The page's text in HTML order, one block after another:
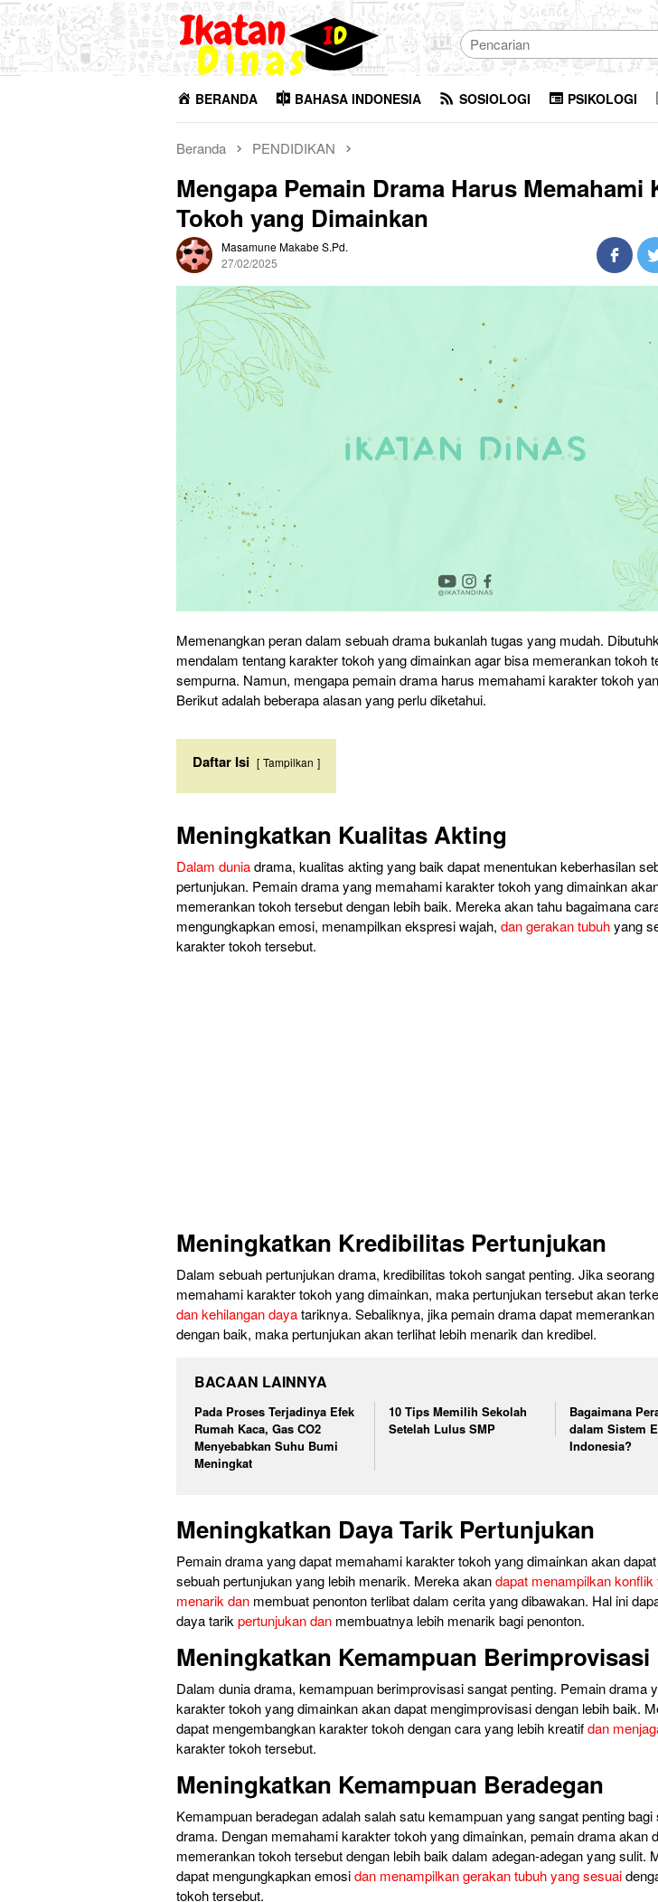
Loncat
ke
konten
BERANDA BAHASA INDONESIA SOSIOLOGI PSIKOLOGI
Beranda PENDIDIKAN
Mengapa Pemain Drama Harus Memahami
Tokoh yang Dimainkan
Masamune Makabe S.Pd.
27/02/2025
Memenangkan peran dalam sebuah drama bukanlah tugas yang mudah.
mendalam tentang karakter tokoh yang dimainkan agar bisa memerankan tokoh
sempurna. Namun, mengapa pemain drama harus memahami karakter tokoh
Berikut adalah beberapa alasan yang perlu diketahui.
Daftar Isi Tampilkan
Meningkatkan Kualitas Akting
Dalam duniadrama, kualitas akting yang baik dapat menentukan keberhasilan
pertunjukan. Pemain drama yang memahami karakter tokoh yang dimainkan
memerankan tokoh tersebut dengan lebih baik. Mereka akan tahu bagaimana
mengungkapkan emosi, menampilkan ekspresi wajah, dan gerakan tubuhyang
karakter tokoh tersebut.
Meningkatkan Kredibilitas Pertunjukan
Dalam sebuah pertunjukan drama, kredibilitas tokoh sangat penting. Jika
memahami karakter tokoh yang dimainkan, maka pertunjukan tersebut akan
dan kehilangan dayatariknya. Sebaliknya, jika pemain drama dapat
dengan baik, maka pertunjukan akan terlihat lebih menarik dan kredibel.
BACAAN LAINNYA
Pada Proses Terjadinya Efek
Rumah Kaca, Gas CO2
Menyebabkan Suhu Bumi
Meningkat
10 Tips Memilih Sekolah
Setelah Lulus SMP
Bagaimana
dalam Sistem
Indonesia?
Meningkatkan Daya Tarik Pertunjukan
Pemain drama yang dapat memahami karakter tokoh yang dimainkan akan
sebuah pertunjukan yang lebih menarik. Mereka akandapat menampilkan konflik
menarik dan membuat penonton terlibat dalam cerita yang dibawakan. Hal ini
daya tarik pertunjukan dan membuatnya lebih menarik bagi penonton.
Meningkatkan Kemampuan Berimprovisasi
Dalam dunia drama, kemampuan berimprovisasi sangat penting. Pemain drama
karakter tokoh yang dimainkan akan dapat mengimprovisasi dengan lebih baik.
dapat mengembangkan karakter tokoh dengan cara yang lebih kreatifdan
karakter tokoh tersebut.
Meningkatkan Kemampuan Beradegan
Kemampuan beradegan adalah salah satu kemampuan yang sangat penting
drama. Dengan memahami karakter tokoh yang dimainkan, pemain drama akan
memerankan tokoh tersebut dengan lebih baik dalam adegan-adegan yang sulit.
dapat mengungkapkan emosidan menampilkan gerakan tubuh yang sesuai
tokoh tersebut.